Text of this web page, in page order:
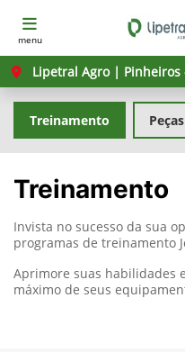
menu
Lipetral Agro | Pinheiros
Peças
Treinamento
Treinamento
Invista no sucesso da sua
programas de treinamento
Aprimore suas habilidades
máximo de seus